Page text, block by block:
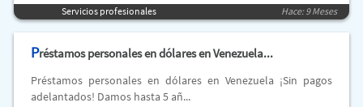
Servicios profesionales Hace: 9 Meses
Préstamos personales en dólares en Venezuela...
Préstamos personales en dólares en Venezuela ¡Sin pagos
adelantados! Damos hasta 5 añ...